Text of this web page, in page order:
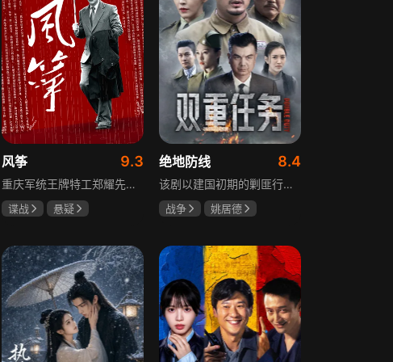
风筝 9.3
重庆军统王牌特工郑耀先实为潜伏的中共特工“风筝”，上线牺牲后他与组织失联，解放后化名周志乾继续提供情报。身份证实后他仍协助破获特务案，三十年情报生涯中他遭敌人追杀、妻离子散，为国家牺牲是他的人生价值。
谍战
悬疑
绝地防线 8.4
该剧以建国初期的剿匪行动为背景，讲述中国人民解放军西线小分队追击黑山寺国民党残部的故事。小分队在执行任务过程中，严格遵照上级指示，既要完成军事目标，又全力保护沿途百姓的生命财产安全，同时对残部人员采取劝降与救治相结合的策略。最终，小分队成功控制了区域内的疫情，救出了愿意投诚的士兵，圆满完成了剿匪解救任务，展现了解放军的优良作风与使命担当。
战争
姚居德